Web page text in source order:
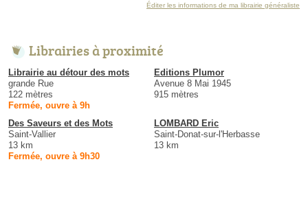
Éditer les informations de ma librairie généraliste
Librairies à proximité
Librairie au détour des mots
grande Rue
122 mètres
Fermée, ouvre à 9h
Editions Plumor
Avenue 8 Mai 1945
915 mètres
Des Saveurs et des Mots
Saint-Vallier
13 km
Fermée, ouvre à 9h30
LOMBARD Eric
Saint-Donat-sur-l'Herbasse
13 km